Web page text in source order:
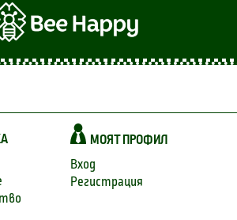
МОЯТ ПРОФИЛ
Вход
Регистрация